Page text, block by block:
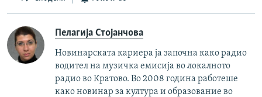
Пелагија Стојанчова
Новинарската кариера ја започна како радио
водител на музичка емисија во локалното
радио во Кратово. Во 2008 година работеше
како новинар за култура и образование во